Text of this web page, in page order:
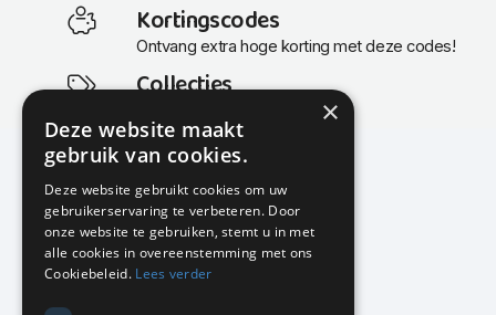
Kortingscodes
Ontvang extra hoge korting met deze codes!
Collecties
Actuele en populaire collecties
KMP Kantoormeubilair
Airport Business Park
Frankfurtstraat 29-31
1175 RH Lijnden
×
Deze website maakt
gebruik van cookies.
Deze website gebruikt cookies om uw
gebruikerservaring te verbeteren. Door
onze website te gebruiken, stemt u in met
alle cookies in overeenstemming met ons
Cookiebeleid. Lees verder